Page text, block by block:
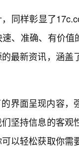
同样彰显了
、准确、有价
最新资讯，涵
界面呈现内容
坚持信息的客
以轻松获取你